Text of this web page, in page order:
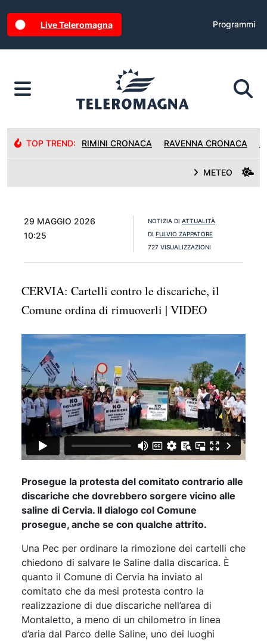
Live Teleromagna Programmi
TOP TREND: RIMINI CRONACA RAVENNA CRONACA
METEO
29 MAGGIO 2026
10:25
NOTIZIA DI ATTUALITÀ
DI FULVIO ZAPPATORE
727 VISUALIZZAZIONI
CERVIA: Cartelli contro le discariche, il
Comune ordina di rimuoverli | VIDEO
Prosegue la protesta del comitato contrario alle
discariche che dovrebbero sorgere vicino alle
saline di Cervia. Il dialogo col Comune
prosegue, anche se con qualche attrito.
Una Pec per ordinare la rimozione dei cartelli che
chiedono di salvare le Saline dalla discarica. È
quanto il Comune di Cervia ha inviato al
comitato che da mesi protesta contro la
realizzazione di due discariche nell’area di
Montaletto, a meno di un chilometro in linea
d’aria dal Parco delle Saline, uno dei luoghi